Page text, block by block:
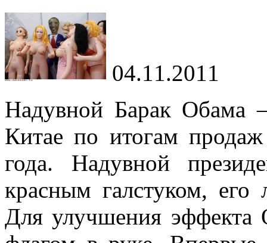
04.11.2011
Надувной Барак Обама
Китае по итогам продаж
года. Надувной
красным галстуком, его
Для улучшения эффекта